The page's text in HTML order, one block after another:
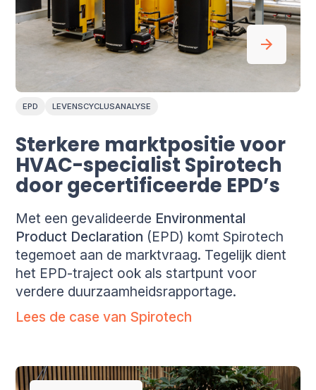
EPD LEVENSCYCLUSANALYSE
Sterkere marktpositie voor
HVAC-specialist Spirotech
door gecertificeerde EPD’s
Met een gevalideerde Environmental
Product Declaration (EPD) komt Spirotech
tegemoet aan de marktvraag. Tegelijk dient
het EPD-traject ook als startpunt voor
verdere duurzaamheidsrapportage.
Lees de case van Spirotech